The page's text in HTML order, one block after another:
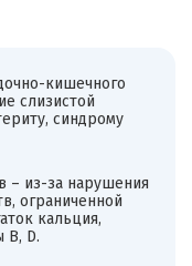
кишечного
слизистой
синдрому
– из-за нарушения
ограниченной
кальция,
B, D.